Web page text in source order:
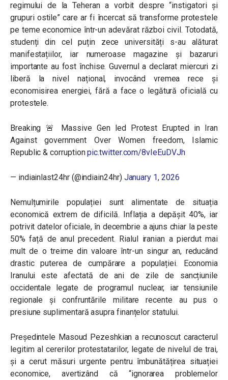
regimului de la Teheran a vorbit despre “instigatori și
grupuri ostile” care ar fi încercat să transforme protestele
pe teme economice într-un adevărat război civil. Totodată,
studenți din cel puțin zece universități s-au alăturat
manifestațiilor, iar numeroase magazine și bazaruri
importante au fost închise. Guvernul a declarat miercuri zi
liberă la nivel național, invocând vremea rece și
economisirea energiei, fără a face o legătură oficială cu
protestele.
Breaking 🚨 Massive Gen led Protest Erupted in Iran
Against government Over Women freedom, Islamic
Republic & corruptionpic.twitter.com/8vIeEuDVJh
— indiainlast24hr (@indiain24hr) January 1, 2026
Nemulțumirile populației sunt alimentate de situația
economică extrem de dificilă. Inflația a depășit 40%, iar
potrivit datelor oficiale, în decembrie a ajuns chiar la peste
50% față de anul precedent. Rialul iranian a pierdut mai
mult de o treime din valoare într-un singur an, reducând
drastic puterea de cumpărare a populației. Economia
Iranului este afectată de ani de zile de sancțiunile
occidentale legate de programul nuclear, iar tensiunile
regionale și confruntările militare recente au pus o
presiune suplimentară asupra finanțelor statului.
Președintele Masoud Pezeshkian a recunoscut caracterul
legitim al cererilor protestatarilor, legate de nivelul de trai,
și a cerut măsuri urgente pentru îmbunătățirea situației
economice, avertizând că “ignorarea problemelor